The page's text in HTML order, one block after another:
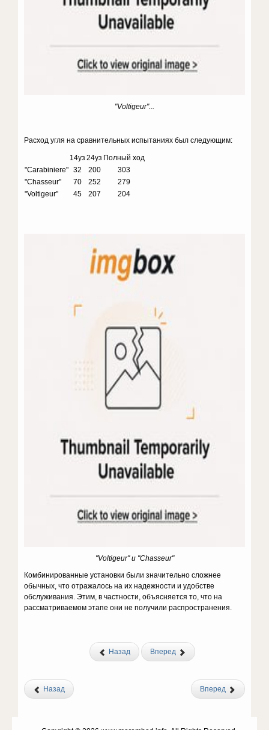
"Voltigeur"...
Расход угля на сравнительных испытаниях был следующим:
14уз 24уз Полный ход
"Carabiniere" 32 200
303
"Chasseur"
70 252
279
"Voltigeur"
45 207 204
"Voltigeur" и "Chasseur"
Комбинированные установки были значительно сложнее
обычных, что отражалось на их надежности и удобстве
обслуживания. Этим, в частности, объясняется то, что на
рассматриваемом этапе они не получили распространения.
Назад Вперед
Назад Вперед